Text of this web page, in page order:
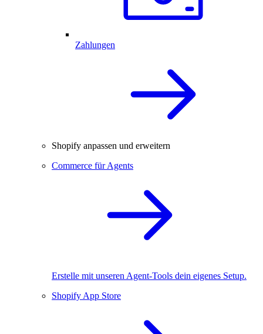
Zahlungen
Shopify anpassen und erweitern
Commerce für Agents
Erstelle mit unseren Agent-Tools dein eigenes Setup.
Shopify App Store